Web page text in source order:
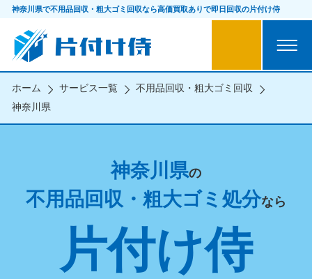
神奈川県で不用品回収・粗大ゴミ回収なら高価買取ありで即日回収の片付け侍
ホーム サービス一覧
不用品回収・粗大ゴミ回収
神奈川県
神奈川県の
不用品回収・粗大ゴミ処分なら
片付け侍